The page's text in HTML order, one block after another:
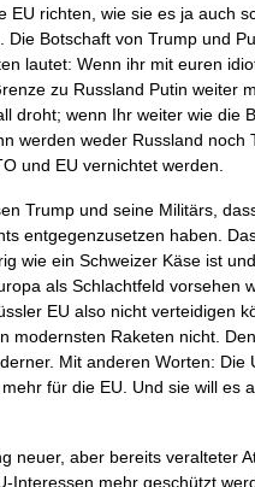
EU richten, wie sie es ja auch
Die Botschaft von Trump und
lautet: Wenn ihr mit euren
zu Russland Putin weiter
droht; wenn Ihr weiter wie die
werden weder Russland noch
und EU vernichtet werden.
Trump und seine Militärs,
entgegenzusetzen haben.
wie ein Schweizer Käse ist
als Schlachtfeld vorsehen
EU also nicht verteidigen
modernsten Raketen nicht.
Mit anderen Worten: Die
für die EU. Und sie will es
neuer, aber bereits veralteter
Interessen mehr geschützt